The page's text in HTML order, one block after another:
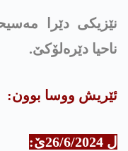
نێزیکی دێرا
ناحيا دێرەلۆکێ.
ئێریش ووسا بوون:
ل 26/6/2024ێ: